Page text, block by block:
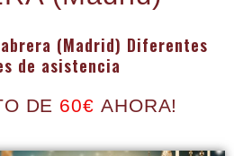
(Madrid) Diferentes
de asistencia
DE 60€ AHORA!